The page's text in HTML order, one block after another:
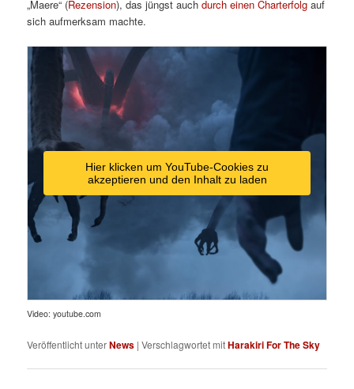
„Maere“ (Rezension), das jüngst auchdurch einen Charterfolg auf
sich aufmerksam machte.
Hier klicken um YouTube-Cookies zu
akzeptieren und den Inhalt zu laden
Video: youtube.com
Veröffentlicht unterNews |Verschlagwortet mitHarakiri For The Sky